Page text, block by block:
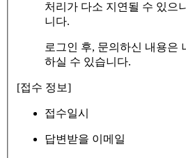
처리가 다소 지연될 수 있으
니다.
로그인 후, 문의하신 내용은
하실 수 있습니다.
[접수 정보]
접수일시
답변받을 이메일